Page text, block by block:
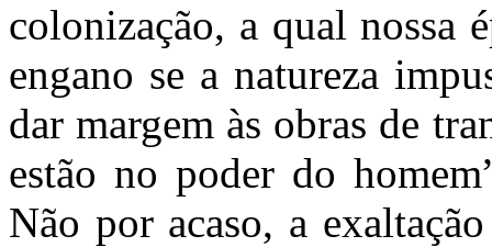
colonização, a qual nossa
engano se a natureza
dar margem às obras de
estão no poder do
Não por acaso, a